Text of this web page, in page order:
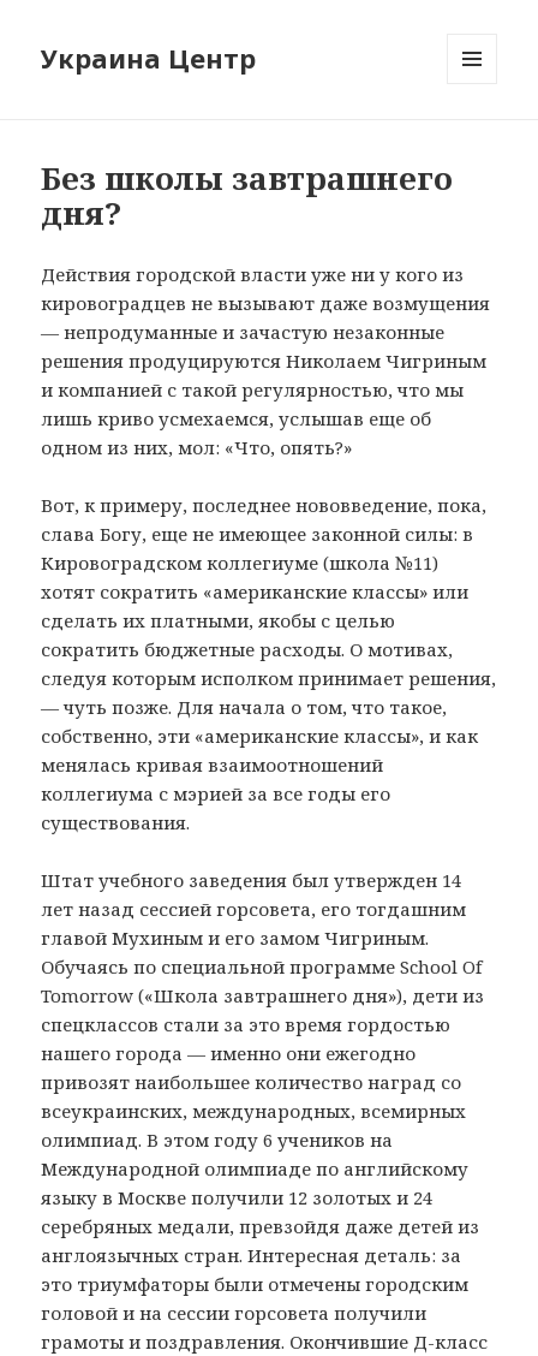
Украина Центр
Без школы завтрашнего
дня?
Действия городской власти уже ни у кого из
кировоградцев не вызывают даже возмущения
— непродуманные и зачастую незаконные
решения продуцируются Николаем Чигриным
и компанией с такой регулярностью, что мы
лишь криво усмехаемся, услышав еще об
одном из них, мол: «Что, опять?»
Вот, к примеру, последнее нововведение, пока,
слава Богу, еще не имеющее законной силы: в
Кировоградском коллегиуме (школа №11)
хотят сократить «американские классы» или
сделать их платными, якобы с целью
сократить бюджетные расходы. О мотивах,
следуя которым исполком принимает решения,
— чуть позже. Для начала о том, что такое,
собственно, эти «американские классы», и как
менялась кривая взаимоотношений
коллегиума с мэрией за все годы его
существования.
Штат учебного заведения был утвержден 14
лет назад сессией горсовета, его тогдашним
главой Мухиным и его замом Чигриным.
Обучаясь по специальной программе School Of
Tomorrow («Школа завтрашнего дня»), дети из
спецклассов стали за это время гордостью
нашего города — именно они ежегодно
привозят наибольшее количество наград со
всеукраинских, международных, всемирных
олимпиад. В этом году 6 учеников на
Международной олимпиаде по английскому
языку в Москве получили 12 золотых и 24
серебряных медали, превзойдя даже детей из
англоязычных стран. Интересная деталь: за
это триумфаторы были отмечены городским
головой и на сессии горсовета получили
грамоты и поздравления. Окончившие Д-класс